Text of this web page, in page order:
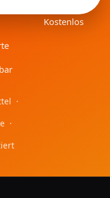
Kostenlos
·
·